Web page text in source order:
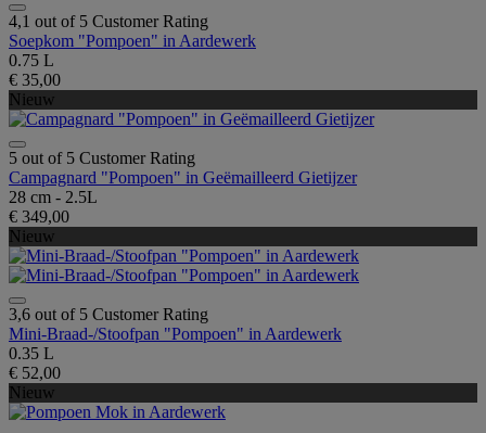
4,1 out of 5 Customer Rating
Soepkom "Pompoen" in Aardewerk
0.75 L
€ 35,00
Nieuw
5 out of 5 Customer Rating
Campagnard "Pompoen" in Geëmailleerd Gietijzer
28 cm - 2.5L
€ 349,00
Nieuw
3,6 out of 5 Customer Rating
Mini-Braad-/Stoofpan "Pompoen" in Aardewerk
0.35 L
€ 52,00
Nieuw